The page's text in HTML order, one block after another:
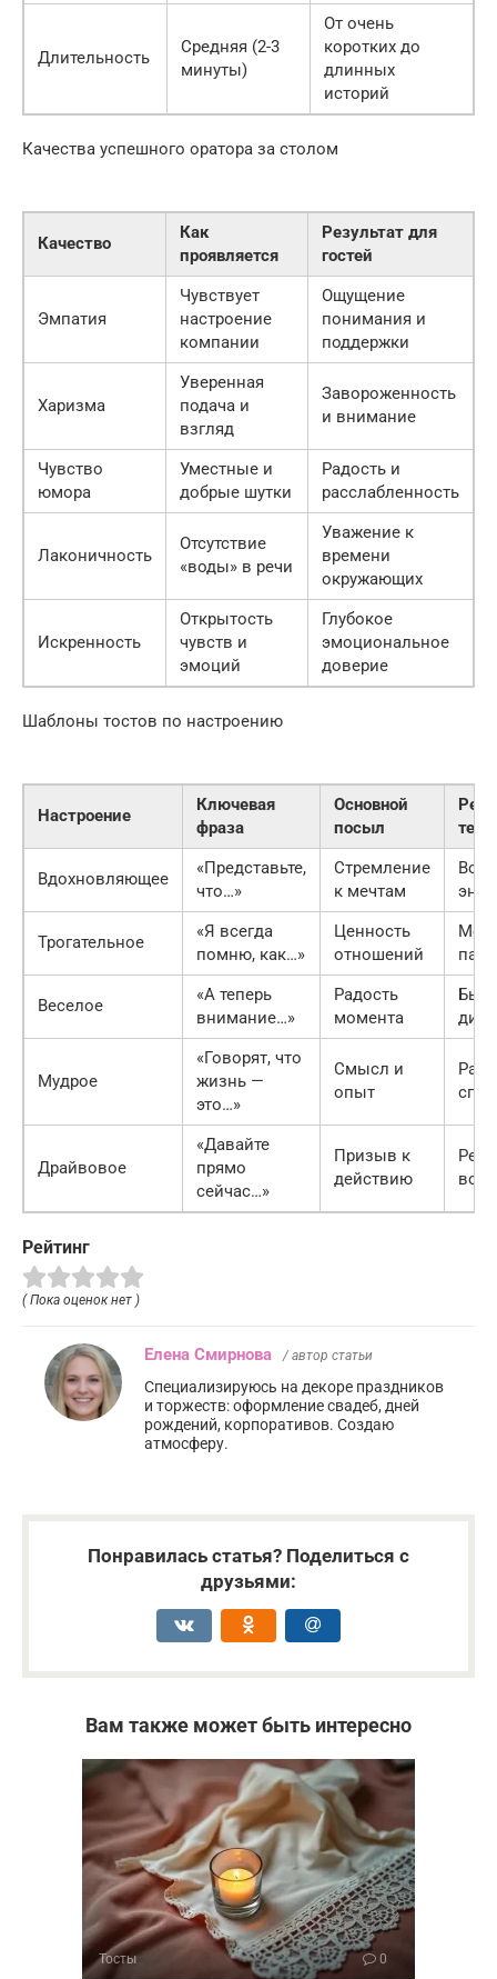
Длительность
Средняя (2-3
минуты)
От очень
коротких до
длинных
историй
Качества успешного оратора за столом
Качество
Как
проявляется
Результат для
гостей
Эмпатия
Чувствует
настроение
компании
Ощущение
понимания и
поддержки
Харизма
Уверенная
подача и
взгляд
Завороженность
и внимание
Чувство
юмора
Уместные и
добрые шутки
Радость и
расслабленность
Лаконичность
Отсутствие
«воды» в речи
Уважение к
времени
окружающих
Искренность
Открытость
чувств и
эмоций
Глубокое
эмоциональное
доверие
Шаблоны тостов по настроению
Настроение
Ключевая
фраза
Основной
посыл
темп
Вдохновляющее
«Представьте,
что…»
Стремление
к мечтам
Трогательное
«Я всегда
помню, как…»
Ценность
отношений
Веселое
«А теперь
внимание…»
Радость
момента
Мудрое
«Говорят, что
жизнь —
это…»
Смысл и
опыт
Драйвовое
«Давайте
прямо
сейчас…»
Призыв к
действию
Рейтинг
( Пока оценок нет )
Елена Смирнова / автор статьи
Специализируюсь на декоре праздников
и торжеств: оформление свадеб, дней
рождений, корпоративов. Создаю
атмосферу.
Понравилась статья? Поделиться с
друзьями:
Вам также может быть интересно
Тосты 0